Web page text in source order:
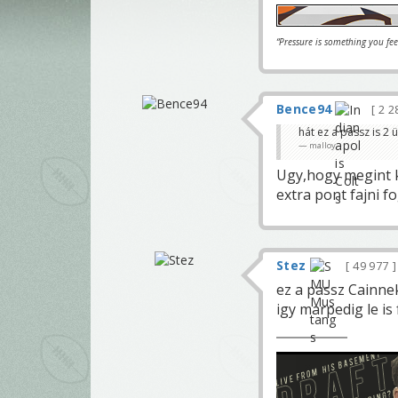
“Pressure is something you
Bence94
2
hát ez a passz is 2
malloy
Ugy,hogy megint
extra pont fajni
Stez 49 977
ez a passz
igy marpedig le